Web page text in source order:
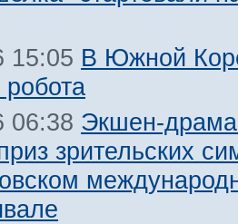
15:05 В Южной
06:38 Экшен-
зрительских